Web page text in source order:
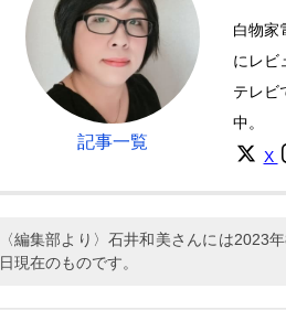
記事一覧
白物家
にレビ
テレビ
中。
X
〈編集部より〉石井和美さんには2023
日現在のものです。